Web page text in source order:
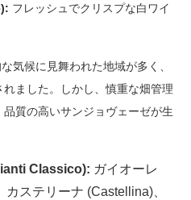
フレッシュでクリスプな白ワイ
気候に見舞われた地域が多く、
ました。しかし、慎重な畑管理
質の高いサンジョヴェーゼが生
Classico): ガイオーレ
ステリーナ (Castellina)、